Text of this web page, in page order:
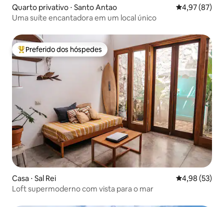
Quarto privativo ⋅ Santo Antao 4,97 de uma
4,97 (87)
Uma suíte encantadora em um local único
Entre os melhores preferidos dos hóspedes
Preferido dos hóspedes
Casa ⋅ Sal Rei 4,98 de uma
4,98 (53)
Loft supermoderno com vista para o mar